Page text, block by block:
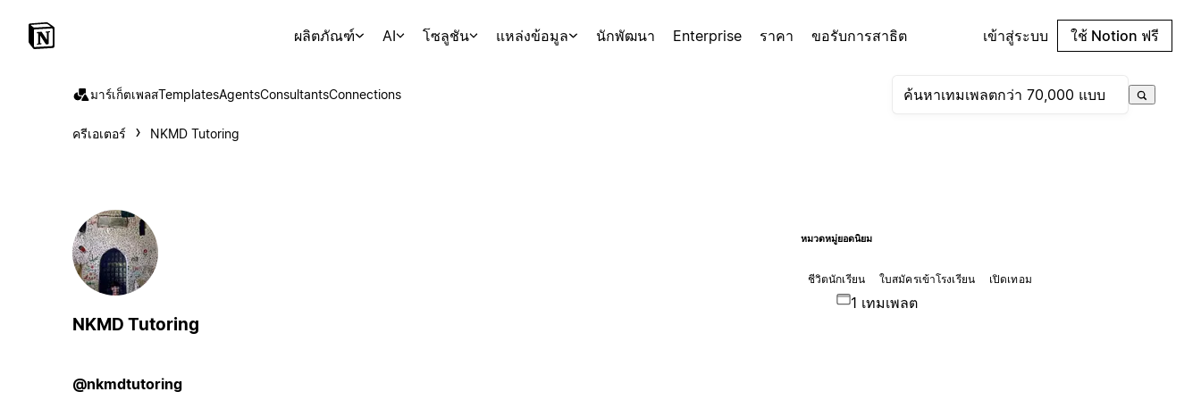
ผลิตภัณฑ์ AI โซลูชัน แหล่งข้อมูล นักพัฒนา Enterprise ราคา ขอรับการสาธิต เข้าสู่ระบบ ใช้ Notion ฟรี
มาร์เก็ตเพลสTemplatesAgentsConsultantsConnections
ครีเอเตอร์ NKMD Tutoring
NKMD Tutoring
@nkmdtutoring
หมวดหมู่ยอดนิยม
ชีวิตนักเรียน ใบสมัครเข้าโรงเรียน เปิดเทอม
1 เทมเพลต